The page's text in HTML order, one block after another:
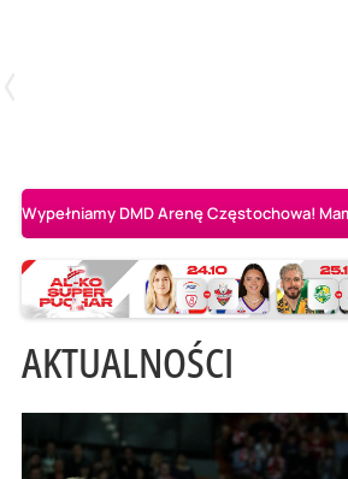
Wypełniamy DMD Arenę Częstochowa!
AKTUALNOŚCI